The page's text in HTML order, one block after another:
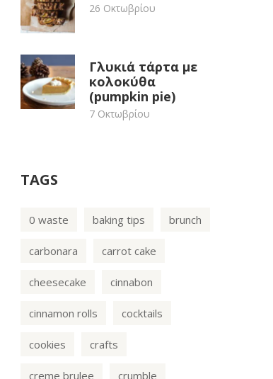
26 Οκτωβρίου
Γλυκιά τάρτα με
κολοκύθα
(pumpkin pie)
7 Οκτωβρίου
TAGS
0 waste baking tips brunch
carbonara carrot cake
cheesecake cinnabon
cinnamon rolls cocktails
cookies crafts
creme brulee crumble